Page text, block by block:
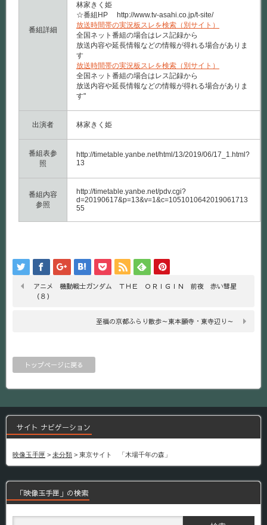
番組詳細
林家きく姫
☆番組HP http://www.tv-asahi.co.jp/t-site/
放送時間帯の実況板スレを検索（別サイト）
全国ネット番組の場合はレス記録から
放送内容や延長情報などの情報が得れる場合がありま
す
放送時間帯の実況板スレを検索（別サイト）
全国ネット番組の場合はレス記録から
放送内容や延長情報などの情報が得れる場合がありま
す"
出演者 林家きく姫
番組表参
照
http://timetable.yanbe.net/html/13/2019/06/17_1.html?
13
番組内容
参照
http://timetable.yanbe.net/pdv.cgi?
d=20190617&p=13&v=1&c=1051010642019061713
55
アニメ 機動戦士ガンダム ＴＨＥ ＯＲＩＧＩＮ 前夜 赤い彗星
（８）
至福の京都ふらり散歩～東本願寺・東寺辺り～
トップページに戻る
サイト ナビゲーション
映像玉手匣 > 未分類 > 東京サイト 「木場千年の森」
「映像玉手匣」の検索